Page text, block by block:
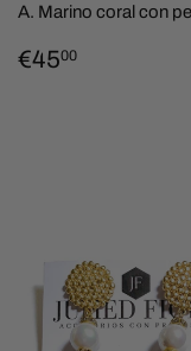
A. Marino coral con
PRECIO
€4500